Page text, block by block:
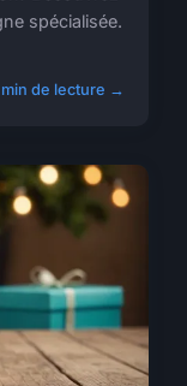
spécialisée.
de lecture →